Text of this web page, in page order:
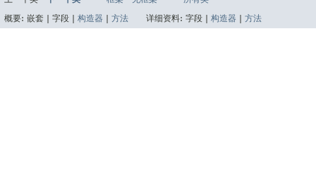
概要: 嵌套 | 字段 | 构造器 方法 详细资料: 字段 | 构造器 方法